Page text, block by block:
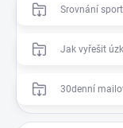
Srovnání
Jak vyřešit
30denní